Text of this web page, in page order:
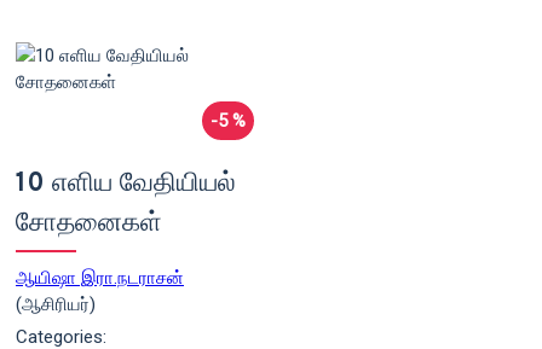
-5 %
10 எளிய வேதியியல்
சோதனைகள்
ஆயிஷா இரா.நடராசன்
(ஆசிரியர்)
Categories: